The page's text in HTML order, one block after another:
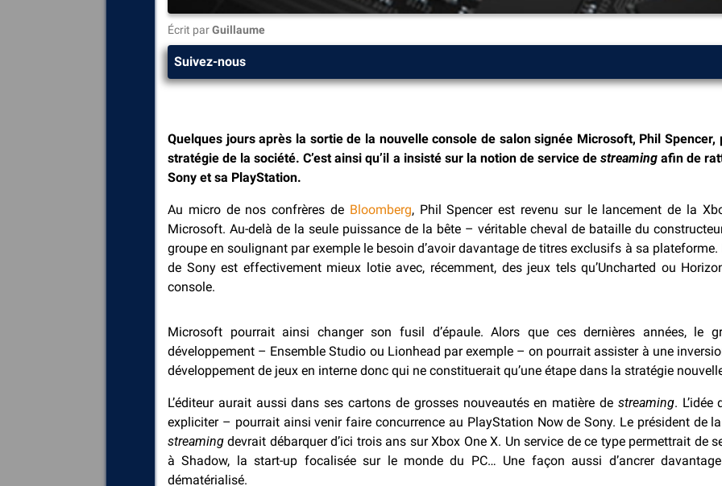
Écrit parGuillaume
Suivez-nous
Quelques jours après la sortie de la nouvelle console de salon signée Microsoft, Phil
stratégie de la société. C’est ainsi qu’il a insisté sur la notion de service destreaming afin de
Sony et sa PlayStation.
Au micro de nos confrères de Bloomberg, Phil Spencer est revenu sur le lancement de la
Microsoft. Au-delà de la seule puissance de la bête – véritable cheval de bataille du
groupe en soulignant par exemple le besoin d’avoir davantage de titres exclusifs à sa
de Sony est effectivement mieux lotie avec, récemment, des jeux tels qu’Uncharted ou
console.
Microsoft pourrait ainsi changer son fusil d’épaule. Alors que ces dernières années,
développement – Ensemble Studio ou Lionhead par exemple – on pourrait assister à une
développement de jeux en interne donc qui ne constituerait qu’une étape dans la stratégie
L’éditeur aurait aussi dans ses cartons de grosses nouveautés en matière de streaming.
expliciter – pourrait ainsi venir faire concurrence au PlayStation Now de Sony. Le président de
streaming devrait débarquer d’ici trois ans sur Xbox One X. Un service de ce type permettrait
à Shadow, la start-up focalisée sur le monde du PC… Une façon aussi d’ancrer
dématérialisé.